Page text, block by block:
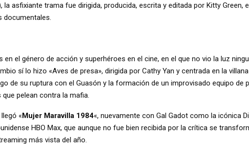
la asfixiante trama fue dirigida, producida, escrita y editada por Kitty Green,
documentales.
el género de acción y superhéroes en el cine, en el que no vio la luz
sí lo hizo «Aves de presa», dirigida por Cathy Yan y centrada en la
de su ruptura con el Guasón y la formación de un improvisado equipo de
pelean contra la mafia.
«Mujer Maravilla 1984«, nuevamente con Gal Gadot como la icónica
HBO Max, que aunque no fue bien recibida por la crítica se
más vista del año.